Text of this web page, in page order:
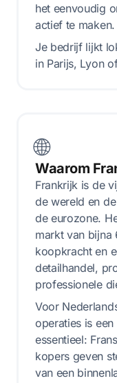
het eenvoudig
actief te maken.
Je bedrijf lijkt
in Parijs, Lyon
🌐
Waarom
Frankrijk is de
de wereld en
de eurozone.
markt van bijna
koopkracht en
detailhandel,
professionele
Voor
operaties is
essentieel:
kopers geven
van een